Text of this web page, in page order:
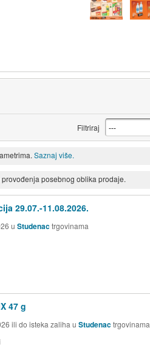
Filtriraj
Saznaj više.
posebnog oblika prodaje.
29.07.-11.08.2026.
u Studenactrgovinama
47 g
ili do isteka zaliha u Studenactrgovinama